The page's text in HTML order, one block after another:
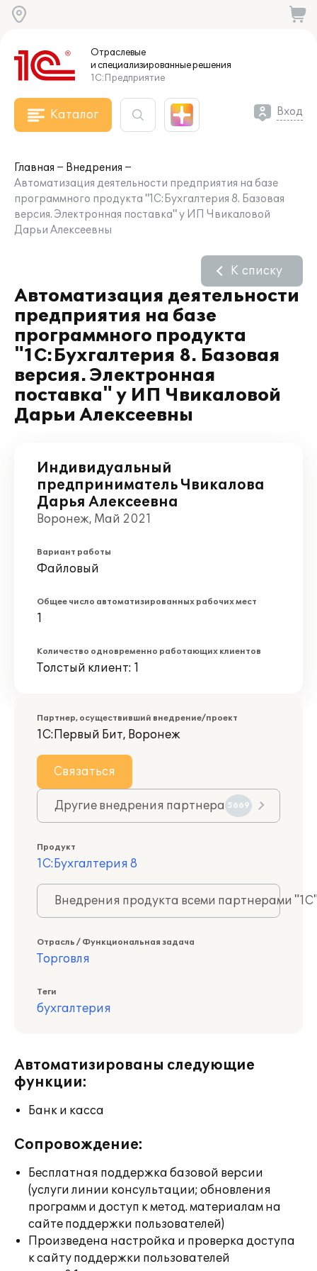
Отраслевые
и специализированныерешения
1С:Предприятие
Каталог Вход
Главная
Внедрения
Автоматизация деятельности предприятия на базе
программного продукта "1С:Бухгалтерия 8. Базовая
версия. Электронная поставка" у ИП Чвикаловой
Дарьи Алексеевны
Автоматизация деятельности
предприятия на базе
программного продукта
"1С:Бухгалтерия 8. Базовая
версия. Электронная
поставка" у ИП Чвикаловой
Дарьи Алексеевны
К списку
Индивидуальный
предприниматель Чвикалова
Дарья Алексеевна
Воронеж, Май 2021
Вариант работы
Файловый
Общее число автоматизированных рабочих мест
1
Количество одновременно работающих клиентов
Толстый клиент: 1
Партнер, осуществивший внедрение/проект
1С:Первый Бит, Воронеж
Связаться
Другие внедрения партнера 5669
Продукт
1С:Бухгалтерия 8
Внедрения продукта всеми партнерами
Отрасль / Функциональная задача
Торговля
Теги
бухгалтерия
Автоматизированы следующие
функции:
Банк и касса
Сопровождение:
Бесплатная поддержка базовой версии
(услуги линии консультации; обновления
программ и доступ к метод. материалам на
сайте поддержки пользователей)
Произведена настройка и проверка доступа
к сайту поддержки пользователей